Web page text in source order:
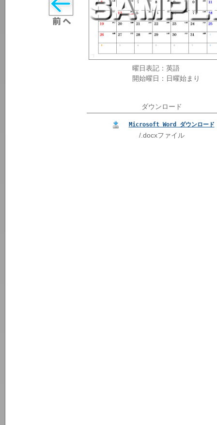
曜日表記：英語
開始曜日：日曜始まり
ダウンロード
Microsoft Word ダウンロード
/.docxファイル